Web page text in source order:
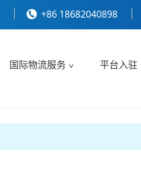
+86 18682040898
国际物流服务 平台入驻